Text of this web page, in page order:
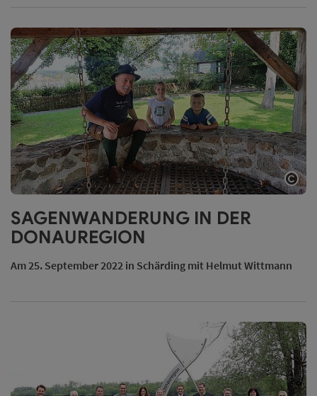
SAGENWANDERUNG IN DER
DONAUREGION
Am 25. September 2022 in Schärding mit Helmut Wittmann